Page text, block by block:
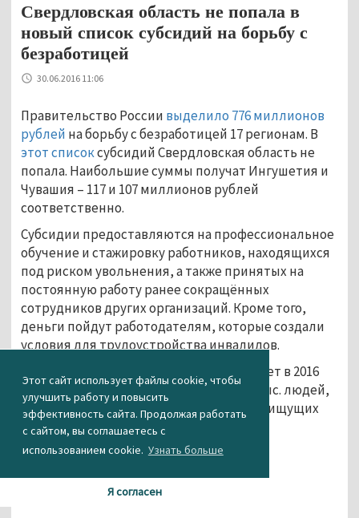
Этот сайт использует файлы cookie, чтобы
улучшить работу и повысить
эффективность сайта. Продолжая работать
с сайтом, вы соглашаетесь с
использованием cookie. Узнать больше
Я согласен
Свердловская область не попала в
новый список субсидий на борьбу с
безработицей
30.06.2016 11:06
Правительство России выделило 776 миллионов
рублей на борьбу с безработицей 17 регионам. В
этот списоксубсидий Свердловская область не
попала. Наибольшие суммы получат Ингушетия и
Чувашия – 117 и 107 миллионов рублей
соответственно.
Субсидии предоставляются на профессиональное
обучение и стажировку работников, находящихся
под риском увольнения, а также принятых на
постоянную работу ранее сокращённых
сотрудников других организаций. Кроме того,
деньги пойдут работодателям, которые создали
условия для трудоустройства инвалидов.
Этой мерой правительство рассчитывает в 2016
году обеспечить занятость более 25,8 тыс. людей,
находящихся под риском увольнения и ищущих
работу.
Агентство новостей «Между строк»